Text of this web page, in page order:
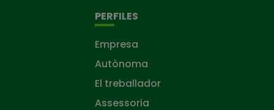
PERFILES
Empresa
Autònoma
El treballador
Assessoria